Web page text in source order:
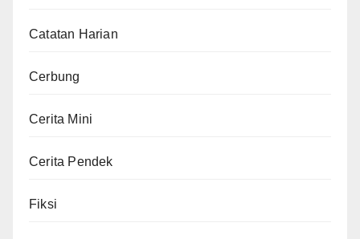
Catatan Harian
Cerbung
Cerita Mini
Cerita Pendek
Fiksi